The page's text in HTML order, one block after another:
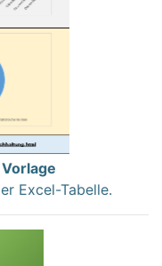
Excel-Tabelle.